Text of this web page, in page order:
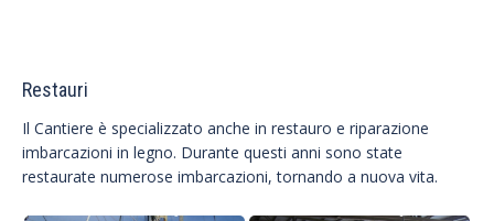
Restauri
Il Cantiere è specializzato anche in restauro e riparazione
imbarcazioni in legno. Durante questi anni sono state
restaurate numerose imbarcazioni, tornando a nuova vita.